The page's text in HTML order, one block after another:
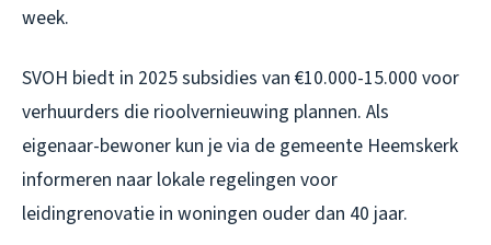
week.
SVOH biedt in 2025 subsidies van €10.000-15.000 voor
verhuurders die rioolvernieuwing plannen. Als
eigenaar-bewoner kun je via de gemeente Heemskerk
informeren naar lokale regelingen voor
leidingrenovatie in woningen ouder dan 40 jaar.